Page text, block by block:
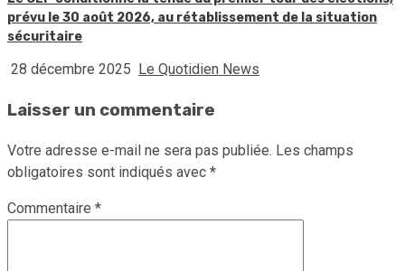
prévu le 30 août 2026, au rétablissement de la situation
sécuritaire
28 décembre 2025 Le Quotidien News
Laisser un commentaire
Votre adresse e-mail ne sera pas publiée. Les champs
obligatoires sont indiqués avec *
Commentaire *